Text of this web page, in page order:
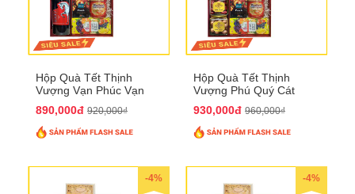
Hộp Quà Tết Thịnh
Vượng Vạn Phúc Vạn
890,000đ 920,000₫
Hộp Quà Tết Thịnh
Vượng Phú Quý Cát
930,000đ 960,000₫
-4% -4%